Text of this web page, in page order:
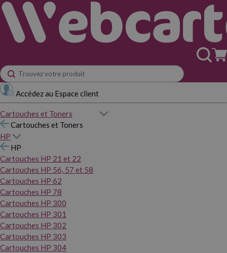
Accédez au Espace client
Cartouches et Toners
Cartouches et Toners
HP
HP
Cartouches HP 21 et 22
Cartouches HP 56, 57 et 58
Cartouches HP 62
Cartouches HP 78
Cartouches HP 300
Cartouches HP 301
Cartouches HP 302
Cartouches HP 303
Cartouches HP 304